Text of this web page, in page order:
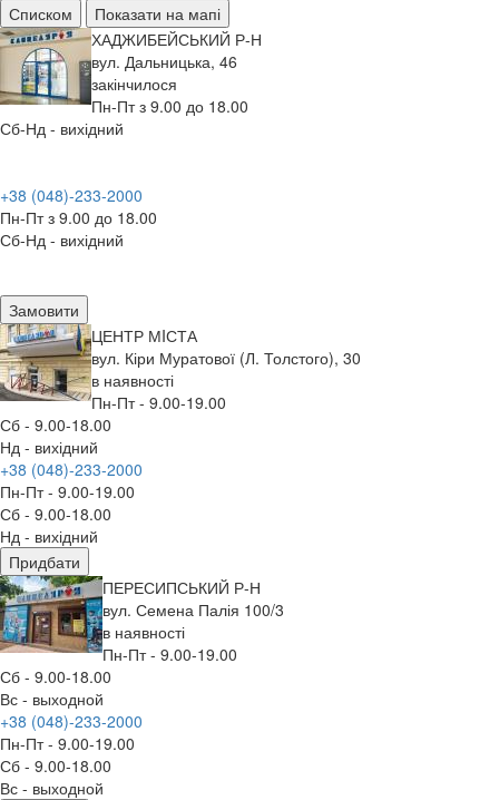
Списком
Показати на мапі
ХАДЖИБЕЙСЬКИЙ Р-Н
вул. Дальницька, 46
закінчилося
Пн-Пт з 9.00 до 18.00
Сб-Нд - вихідний
+38 (048)-233-2000
Пн-Пт з 9.00 до 18.00
Сб-Нд - вихідний
Замовити
ЦЕНТР МIСТА
вул. Кіри Муратової (Л. Толстого), 30
в наявності
Пн-Пт - 9.00-19.00
Сб - 9.00-18.00
Нд - вихідний
+38 (048)-233-2000
Пн-Пт - 9.00-19.00
Сб - 9.00-18.00
Нд - вихідний
Придбати
ПЕРЕСИПСЬКИЙ Р-Н
вул. Семена Палія 100/3
в наявності
Пн-Пт - 9.00-19.00
Сб - 9.00-18.00
Вс - выходной
+38 (048)-233-2000
Пн-Пт - 9.00-19.00
Сб - 9.00-18.00
Вс - выходной